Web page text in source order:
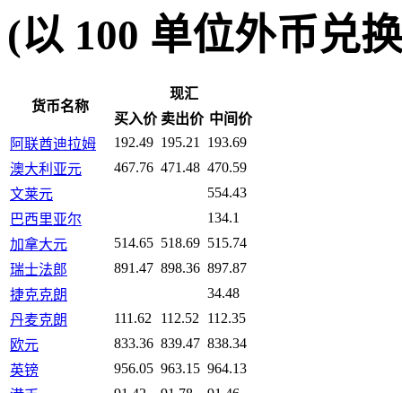
(以 100 单位外币兑
货币名称
现汇
买入价 卖出价 中间价
阿联酋迪拉姆
192.49 195.21
193.69
澳大利亚元
467.76 471.48 470.59
文莱元
554.43
巴西里亚尔
134.1
加拿大元
514.65 518.69 515.74
瑞士法郎
891.47 898.36 897.87
捷克克朗
34.48
丹麦克朗
111.62 112.52
112.35
欧元
833.36 839.47 838.34
英镑
956.05 963.15 964.13